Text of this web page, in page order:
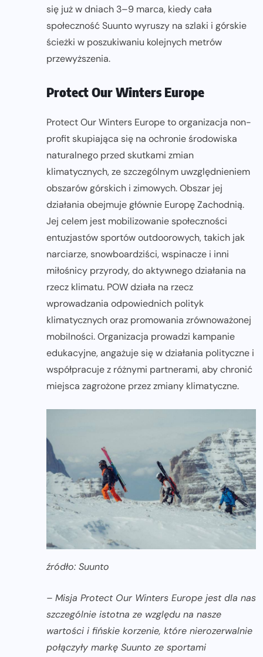
się już w dniach 3–9 marca, kiedy cała
społeczność Suunto wyruszy na szlaki i górskie
ścieżki w poszukiwaniu kolejnych metrów
przewyższenia.
Protect Our Winters Europe
Protect Our Winters Europe to organizacja non-
profit skupiająca się na ochronie środowiska
naturalnego przed skutkami zmian
klimatycznych, ze szczególnym uwzględnieniem
obszarów górskich i zimowych. Obszar jej
działania obejmuje głównie Europę Zachodnią.
Jej celem jest mobilizowanie społeczności
entuzjastów sportów outdoorowych, takich jak
narciarze, snowboardziści, wspinacze i inni
miłośnicy przyrody, do aktywnego działania na
rzecz klimatu. POW działa na rzecz
wprowadzania odpowiednich polityk
klimatycznych oraz promowania zrównoważonej
mobilności. Organizacja prowadzi kampanie
edukacyjne, angażuje się w działania polityczne i
współpracuje z różnymi partnerami, aby chronić
miejsca zagrożone przez zmiany klimatyczne.
źródło: Suunto
– Misja Protect Our Winters Europe jest dla nas
szczególnie istotna ze względu na nasze
wartości i fińskie korzenie, które nierozerwalnie
połączyły markę Suunto ze sportami